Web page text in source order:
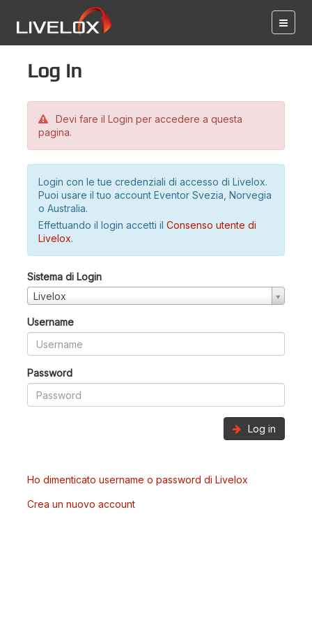
Log in
Devi fare il Login per accedere a questa
pagina.
Login con le tue credenziali di accesso di Livelox.
Puoi usare il tuo account Eventor Svezia, Norvegia
o Australia.
Effettuando il login accetti il Consenso utente di
Livelox.
Sistema di Login
Livelox
Username
Password
Log in
Ho dimenticato username o password di Livelox
Crea un nuovo account